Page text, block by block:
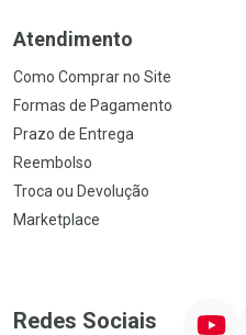
Atendimento
Como Comprar no Site
Formas de Pagamento
Prazo de Entrega
Reembolso
Troca ou Devolução
Marketplace
Redes Sociais